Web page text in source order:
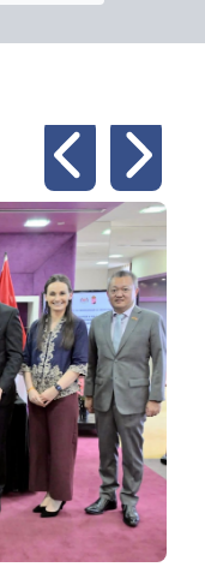
hozzájárulni a
közötti bizalom
hogy továbbra is